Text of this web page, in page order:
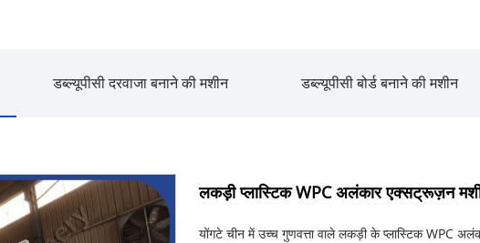
डब्ल्यूपीसी दरवाजा बनाने की मशीन डब्ल्यूपीसी बोर्ड बनाने की मशीन
लकड़ी प्लास्टिक WPC अलंकार एक्सट्रूज़न
योंगटे चीन में उच्च गुणवत्ता वाले लकड़ी के प्लास्टिक WPC